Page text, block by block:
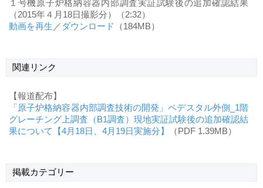
１号機原子炉格納容器内部調査実証試験後の追加確認結果
（2015年４月18日撮影分）（2:32）
動画を再生 ／ ダウンロード （184MB）
関連リンク
【報道配布】
「原子炉格納容器内部調査技術の開発」ペデスタル外側_1階
グレーチング上調査（B1調査）現地実証試験後の追加確認結
果について【4月18日、4月19日実施分】
（PDF 1.39MB）
掲載カテゴリー